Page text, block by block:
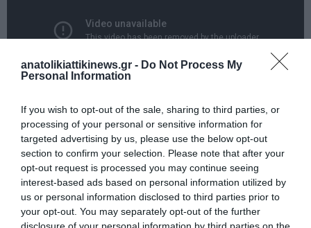
anatolikiattikinews.gr - Do Not Process My
Personal Information
If you wish to opt-out of the sale, sharing to third parties, or
processing of your personal or sensitive information for
targeted advertising by us, please use the below opt-out
section to confirm your selection. Please note that after your
opt-out request is processed you may continue seeing
interest-based ads based on personal information utilized by
us or personal information disclosed to third parties prior to
your opt-out. You may separately opt-out of the further
disclosure of your personal information by third parties on the
ΕΡΤ – ΑΠΕ